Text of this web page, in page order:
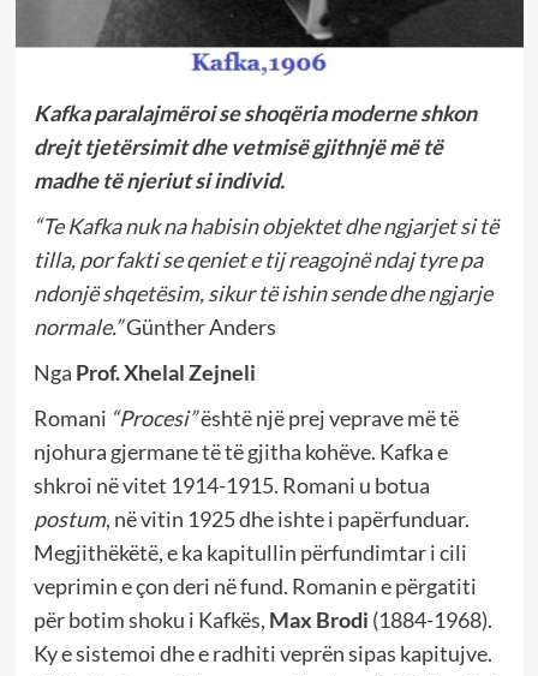
Kafka paralajmëroi se shoqëria moderne shkon
drejt tjetërsimit dhe vetmisë gjithnjë më të
madhe të njeriut si individ.
“Te Kafka nuk na habisin objektet dhe ngjarjet si të
tilla, por fakti se qeniet e tij reagojnë ndaj tyre pa
ndonjë shqetësim, sikur të ishin sende dhe ngjarje
normale.”Günther Anders
Nga Prof. Xhelal Zejneli
Romani “Procesi”është një prej veprave më të
njohura gjermane të të gjitha kohëve. Kafka e
shkroi në vitet 1914-1915. Romani u botua
postum, në vitin 1925 dhe ishte i papërfunduar.
Megjithëkëtë, e ka kapitullin përfundimtar i cili
veprimin e çon deri në fund. Romanin e përgatiti
për botim shoku i Kafkës, Max Brodi (1884-1968).
Ky e sistemoi dhe e radhiti veprën sipas kapitujve.